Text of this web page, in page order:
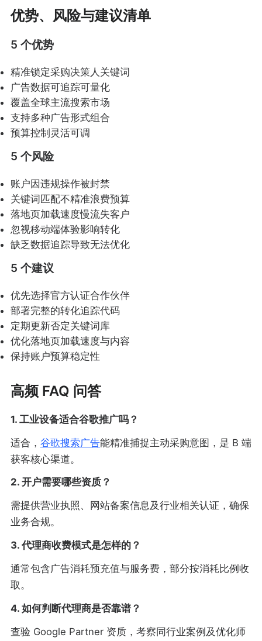
优势、风险与建议清单
5 个优势
精准锁定采购决策人关键词
广告数据可追踪可量化
覆盖全球主流搜索市场
支持多种广告形式组合
预算控制灵活可调
5 个风险
账户因违规操作被封禁
关键词匹配不精准浪费预算
落地页加载速度慢流失客户
忽视移动端体验影响转化
缺乏数据追踪导致无法优化
5 个建议
优先选择官方认证合作伙伴
部署完整的转化追踪代码
定期更新否定关键词库
优化落地页加载速度与内容
保持账户预算稳定性
高频 FAQ 问答
1. 工业设备适合谷歌推广吗？
适合， 谷歌搜索广告能精准捕捉主动采购意图，是 B 端
获客核心渠道。
2. 开户需要哪些资质？
需提供营业执照、网站备案信息及行业相关认证，确保
业务合规。
3. 代理商收费模式是怎样的？
通常包含广告消耗预充值与服务费，部分按消耗比例收
取。
4. 如何判断代理商是否靠谱？
查验 Google Partner 资质，考察同行业案例及优化师